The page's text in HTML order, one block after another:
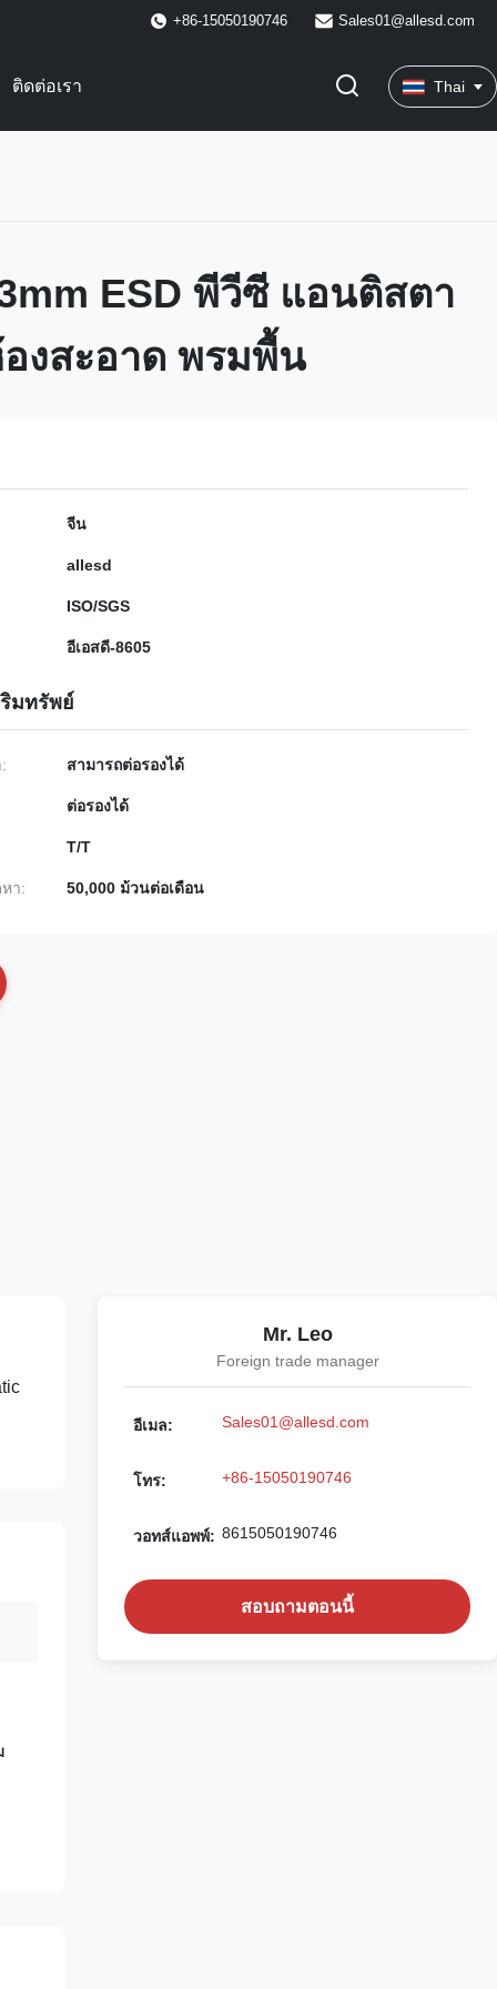
+86-15050190746 Sales01@allesd.com
ติดต่อเรา Thai
ESD พีวีซี แอนติสตา
งสะอาด พรมพื้น
จีน
allesd
ISO/SGS
อีเอสดี-8605
มทรัพย์
สามารถต่อรองได้
ต่อรองได้
T/T
า: 50,000 ม้วนต่อเดือน
Mr. Leo
Foreign trade manager
อีเมล: Sales01@allesd.com
โทร: +86-15050190746
วอทส์แอพพ์: 8615050190746
สอบถามตอนนี้